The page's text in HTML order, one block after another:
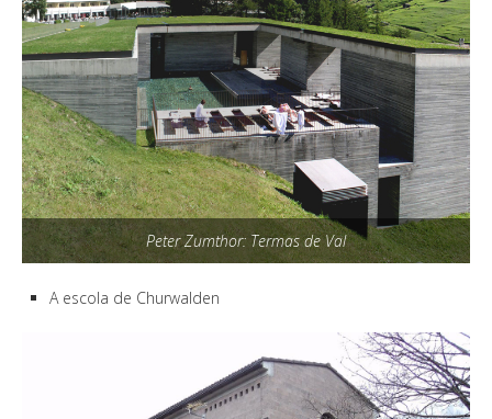
Peter Zumthor: Termas de Val
A escola de Churwalden